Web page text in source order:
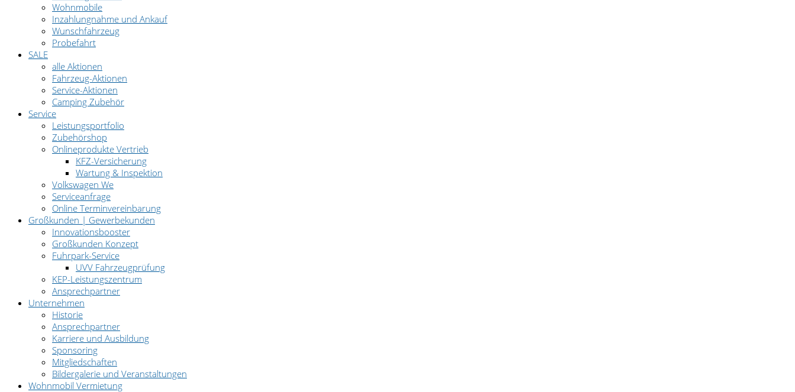
Wohnmobile
Inzahlungnahme und Ankauf
Wunschfahrzeug
Probefahrt
SALE
alle Aktionen
Fahrzeug-Aktionen
Service-Aktionen
Camping Zubehör
Service
Leistungsportfolio
Zubehörshop
Onlineprodukte Vertrieb
KFZ-Versicherung
Wartung & Inspektion
Volkswagen We
Serviceanfrage
Online Terminvereinbarung
Großkunden | Gewerbekunden
Innovationsbooster
Großkunden Konzept
Fuhrpark-Service
UVV Fahrzeugprüfung
KEP-Leistungszentrum
Ansprechpartner
Unternehmen
Historie
Ansprechpartner
Karriere und Ausbildung
Sponsoring
Mitgliedschaften
Bildergalerie und Veranstaltungen
Wohnmobil Vermietung